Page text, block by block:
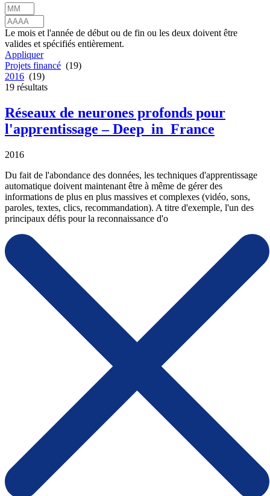
Le mois et l'année de début ou de fin ou les deux doivent être
valides et spécifiés entièrement.
Appliquer
Projets financé (19)
2016 (19)
19 résultats
Réseaux de neurones profonds pour
l'apprentissage – Deep_in_France
2016
Du fait de l'abondance des données, les techniques d'apprentissage
automatique doivent maintenant être à même de gérer des
informations de plus en plus massives et complexes (vidéo, sons,
paroles, textes, clics, recommandation). A titre d'exemple, l'un des
principaux défis pour la reconnaissance d'o